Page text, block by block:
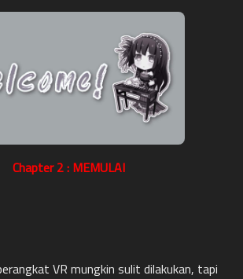
Chapter 2 : MEMULAI
VR mungkin sulit dilakukan, tapi